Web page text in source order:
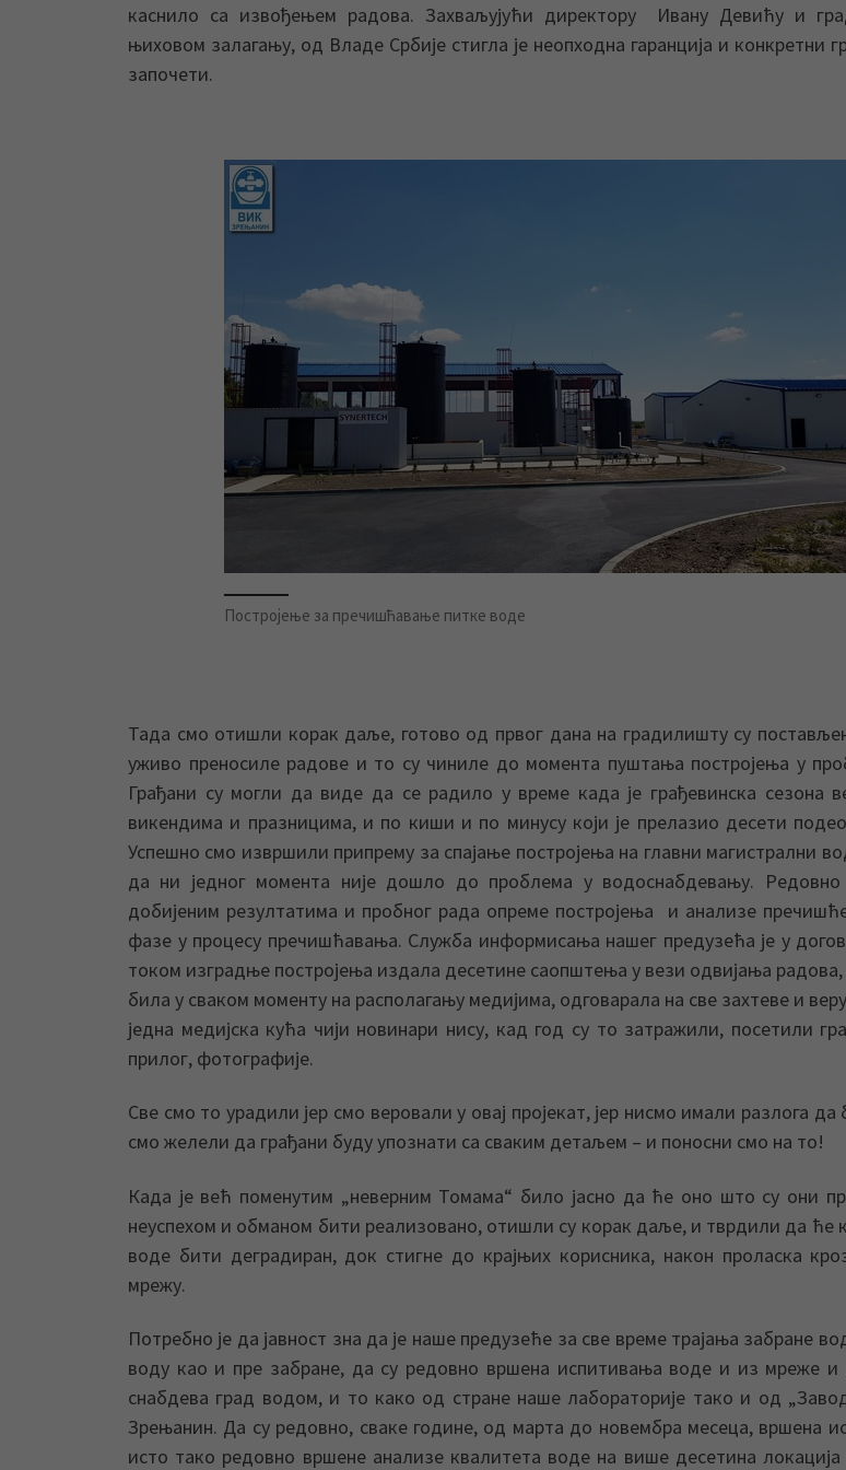
каснило са извођењем радова. Захваљујући директору Ивану Девићу и
њиховом залагању, од Владе Србије стигла је неопходна гаранција и конкретни
започети.
Постројење за пречишћавање питке воде
Тада смо отишли корак даље, готово од првог дана на градилишту су
уживо преносиле радове и то су чиниле до момента пуштања постројења у
Грађани су могли да виде да се радило у време када је грађевинска сезона
викендима и празницима, и по киши и по минусу који је прелазио десети
Успешно смо извршили припрему за спајање постројења на главни магистрални
да ни једног момента није дошло до проблема у водоснабдевању.
добијеним резултатима и пробног рада опреме постројења и анализе
фазе у процесу пречишћавања. Служба информисања нашег предузећа је у
током изградње постројења издала десетине саопштења у вези одвијања
била у сваком моменту на располагању медијима, одговарала на све захтеве и
једна медијска кућа чији новинари нису, кад год су то затражили, посетили
прилог, фотографије.
Све смо то урадили јер смо веровали у овај пројекат, јер нисмо имали разлога да
смо желели да грађани буду упознати са сваким детаљем – и поносни смо на то!
Када је већ поменутим „неверним Томама“ било јасно да ће оно што су они
неуспехом и обманом бити реализовано, отишли су корак даље, и тврдили да ће
воде бити деградиран, док стигне до крајњих корисника, након проласка
мрежу.
Потребно је да јавност зна да је наше предузеће за све време трајања забране
воду као и пре забране, да су редовно вршена испитивања воде и из мреже и
снабдева град водом, и то како од стране наше лабораторије тако и од
Зрењанин. Да су редовно, сваке године, од марта до новембра месеца, вршена
исто тако редовно вршене анализе квалитета воде на више десетина